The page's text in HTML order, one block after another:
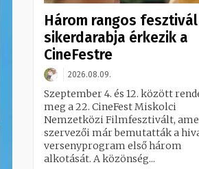
Három rangos fesztivál
sikerdarabja érkezik a
CineFestre
2026.08.09.
Szeptember 4. és 12. között
meg a 22. CineFest Miskolci
Nemzetközi Filmfesztivált,
szervezői már bemutatták a
versenyprogram első három
alkotását. A közönség...